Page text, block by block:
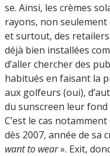
se. Ainsi, les crèmes
rayons, non seulement
et surtout, des
déjà bien installées
d’aller chercher des
habitués en faisant la
aux golfeurs (oui),
du sunscreen leur fond
C’est le cas
dès 2007, année de sa
want to wear». Exit,